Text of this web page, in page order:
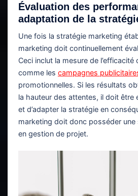
Évaluation des
adaptation de la
Une fois la stratégie marketing
marketing doit continuellement
Ceci inclut la mesure de
comme les campagnes
promotionnelles. Si les résultats
la hauteur des attentes, il doit être
et d’adapter la stratégie en
marketing doit donc posséder
en gestion de projet.